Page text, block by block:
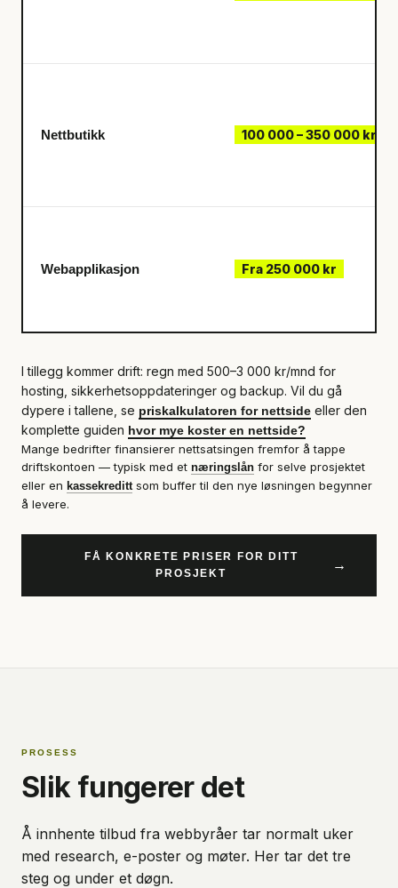
Nettbutikk 100 000 – 350 000 kr
Webapplikasjon Fra 250 000 kr
I tillegg kommer drift: regn med 500–3 000 kr/mnd for
hosting, sikkerhetsoppdateringer og backup. Vil du gå
dypere i tallene, se priskalkulatoren for nettside eller den
komplette guiden hvor mye koster en nettside?
Mange bedrifter finansierer nettsatsingen fremfor å tappe
driftskontoen — typisk med et næringslån for selve prosjektet
eller en kassekreditt som buffer til den nye løsningen begynner
å levere.
FÅ KONKRETE PRISER FOR DITT
PROSJEKT
→
PROSESS
Slik fungerer det
Å innhente tilbud fra webbyråer tar normalt uker
med research, e-poster og møter. Her tar det tre
steg og under et døgn.